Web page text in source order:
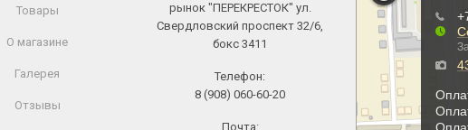
Товары
О магазине
Галерея
Отзывы
рынок "ПЕРЕКРЕСТОК" ул.
Свердловский проспект 32/6,
бокс 3411
Телефон:
8 (908) 060-60-20
Почта: